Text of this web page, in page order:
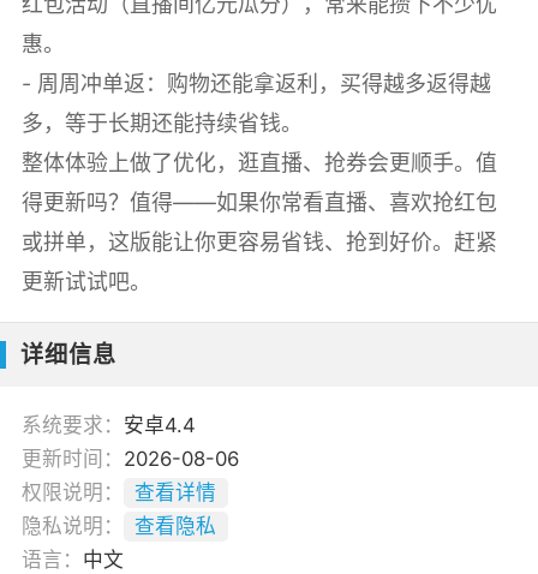
惠。
- 周周冲单返：购物还能拿返利，买得越多返得越
多，等于长期还能持续省钱。
整体体验上做了优化，逛直播、抢券会更顺手。值
得更新吗？值得——如果你常看直播、喜欢抢红包
或拼单，这版能让你更容易省钱、抢到好价。赶紧
更新试试吧。
详细信息
系统要求： 安卓4.4
更新时间： 2026-08-06
权限说明：
查看详情
隐私说明：
查看隐私
语言： 中文